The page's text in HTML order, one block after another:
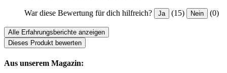
War diese Bewertung für dich hilfreich? Ja (15) Nein (0)
Alle Erfahrungsberichte anzeigen
Dieses Produkt bewerten
Aus unserem Magazin: